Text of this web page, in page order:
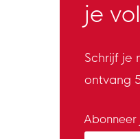
je
Schrijf je
ontvang
Enter
Abonneer